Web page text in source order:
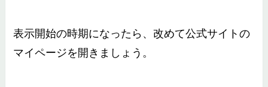
表示開始の時期になったら、改めて公式サイトの
マイページを開きましょう。